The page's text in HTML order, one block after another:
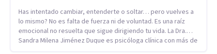
Has intentado cambiar, entenderte o soltar… pero vuelves a
lo mismo? No es falta de fuerza ni de voluntad. Es una raíz
emocional no resuelta que sigue dirigiendo tu vida. La Dra.
Sandra Milena Jiménez Duque es psicóloga clínica con más de